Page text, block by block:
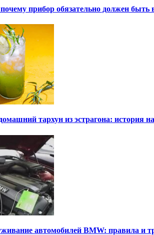
прибор обязательно должен быть
тархун из эстрагона: история
автомобилей BMW: правила и